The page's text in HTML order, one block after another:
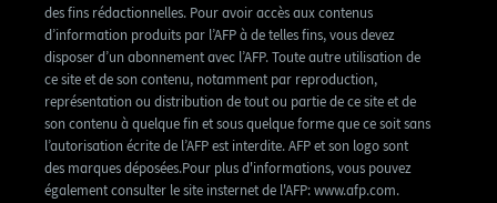
des fins rédactionnelles. Pour avoir accès aux contenus
d’information produits par l’AFP à de telles fins, vous devez
disposer d’un abonnement avec l’AFP. Toute autre utilisation de
ce site et de son contenu, notamment par reproduction,
représentation ou distribution de tout ou partie de ce site et de
son contenu à quelque fin et sous quelque forme que ce soit sans
l’autorisation écrite de l’AFP est interdite. AFP et son logo sont
des marques déposées.Pour plus d'informations, vous pouvez
également consulter le site insternet de l'AFP: www.afp.com.